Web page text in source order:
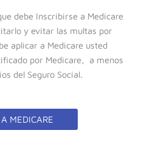
debe Inscribirse a Medicare
y evitar las multas por
aplicar a Medicare usted
por Medicare, a menos
del Seguro Social.
MEDICARE